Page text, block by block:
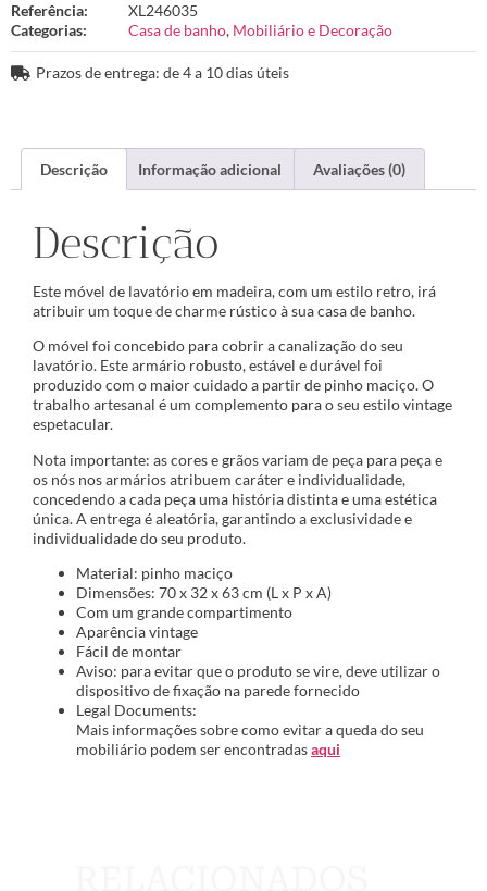
Referência:
XL246035
Categorias:
Casa de banho, Mobiliário e Decoração
Prazos de entrega: de 4 a 10 dias úteis
Descrição Informação adicional Avaliações (0)
Descrição
Este móvel de lavatório em madeira, com um estilo retro, irá
atribuir um toque de charme rústico à sua casa de banho.
O móvel foi concebido para cobrir a canalização do seu
lavatório. Este armário robusto, estável e durável foi
produzido com o maior cuidado a partir de pinho maciço. O
trabalho artesanal é um complemento para o seu estilo vintage
espetacular.
Nota importante: as cores e grãos variam de peça para peça e
os nós nos armários atribuem caráter e individualidade,
concedendo a cada peça uma história distinta e uma estética
única. A entrega é aleatória, garantindo a exclusividade e
individualidade do seu produto.
Material: pinho maciço
Dimensões: 70 x 32 x 63 cm (L x P x A)
Com um grande compartimento
Aparência vintage
Fácil de montar
Aviso: para evitar que o produto se vire, deve utilizar o
dispositivo de fixação na parede fornecido
Legal Documents:
Mais informações sobre como evitar a queda do seu
mobiliário podem ser encontradasaqui